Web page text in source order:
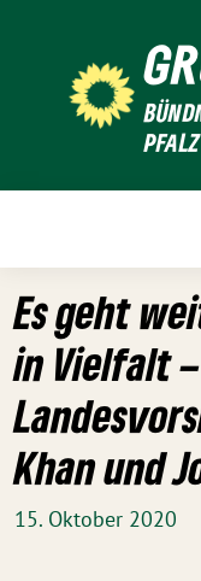
PFALZ
Es geht
in Vielfalt
Khan und
15. Oktober 2020